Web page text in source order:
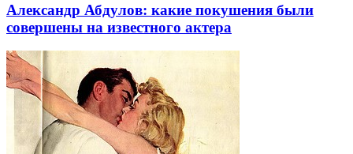
Александр Абдулов: какие покушения были
совершены на известного актера